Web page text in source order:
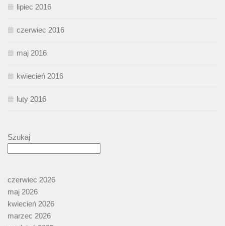
lipiec 2016
czerwiec 2016
maj 2016
kwiecień 2016
luty 2016
Szukaj
czerwiec 2026
maj 2026
kwiecień 2026
marzec 2026